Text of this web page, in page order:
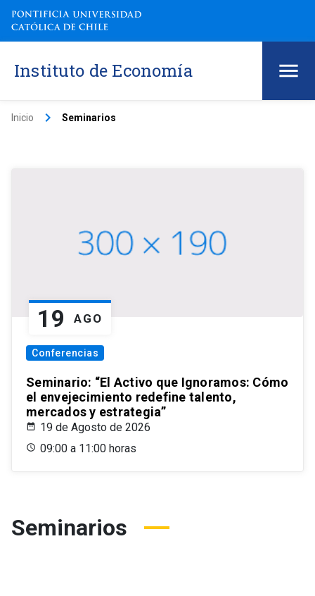
Instituto de Economía
Inicio keyboard_arrow_right Seminarios
19 AGO
Conferencias
Seminario: “El Activo que Ignoramos: Cómo
el envejecimiento redefine talento,
mercados y estrategia”
19 de Agosto de 2026
09:00 a 11:00 horas
Seminarios